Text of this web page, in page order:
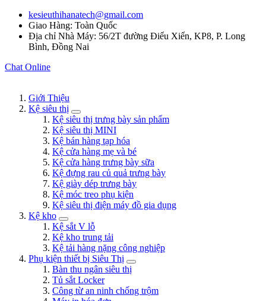
kesieuthihanatech@gmail.com
Giao Hàng: Toàn Quốc
Địa chỉ Nhà Máy: 56/2T đường Điểu Xiển, KP8, P. Long
Bình, Đồng Nai
Chat Online
Giới Thiệu
Kệ siêu thị
Kệ siêu thị trưng bày sản phẩm
Kệ siêu thị MINI
Kệ bán hàng tạp hóa
Kệ cửa hàng mẹ và bé
Kệ cửa hàng trưng bày sữa
Kệ đựng rau củ quả trưng bày
Kệ giày dép trưng bày
Kệ móc treo phụ kiện
Kệ siêu thị điện máy đồ gia dụng
Kệ kho
Kệ sắt V lỗ
Kệ kho trung tải
Kệ tải hàng nặng công nghiệp
Phụ kiện thiết bị Siêu Thị
Bàn thu ngân siêu thị
Tủ sắt Locker
Công từ an ninh chống trộm